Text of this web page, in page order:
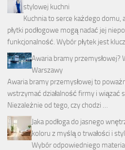
stylowej kuchni
Kuchnia to serce każdego domu,
płytki podłogowe mogą nadać jej
funkcjonalność. Wybór płytek jest
Awaria bramy przemysłowej?
Warszawy
Awaria bramy przemysłowej to
wstrzymać działalność firmy i wiązać
Niezależnie od tego, czy chodzi …
Jaka podłoga do jasnego
koloru z myślą o trwałości i
Wybór odpowiedniego